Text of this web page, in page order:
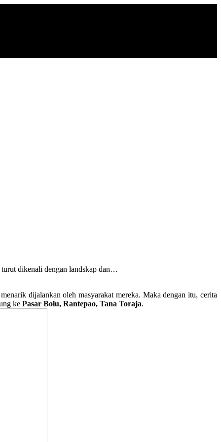
dikenali dengan landskap dan…
dijalankan oleh masyarakat mereka. Maka dengan itu, cerita
ke Pasar Bolu, Rantepao, Tana Toraja.